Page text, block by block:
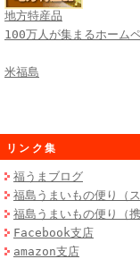
地方特産品
100万人が集まるホーム
米福島
リンク集
福うまブログ
福島うまいもの便り（ス
福島うまいもの便り（携
Facebook支店
amazon支店